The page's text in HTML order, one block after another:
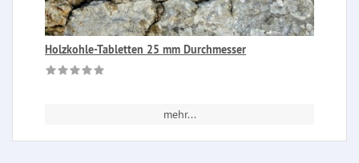
Holzkohle-Tabletten 25 mm Durchmesser
mehr...